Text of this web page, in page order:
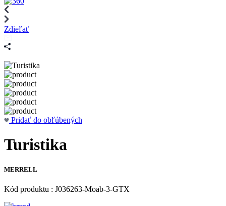
Zdieľať
Pridať do obľúbených
Turistika
MERRELL
Kód produktu : J036263-Moab-3-GTX